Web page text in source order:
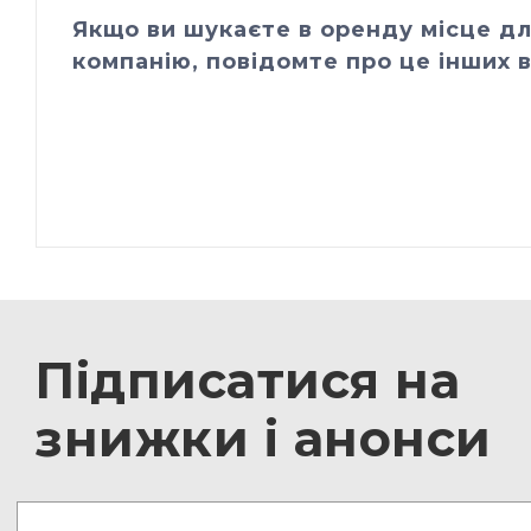
Якщо ви шукаєте в оренду місце
компанію, повідомте про це інших
Підписатися на
знижки і анонси